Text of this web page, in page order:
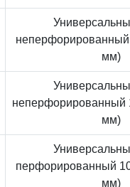
мм)
неперфорированный
мм)
перфорированный
мм)